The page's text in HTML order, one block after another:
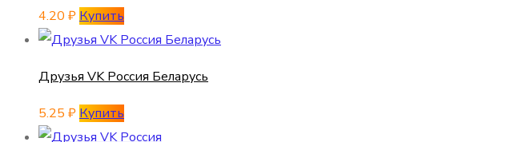
4.20 ₽ Купить
Друзья VK Россия Беларусь
5.25 ₽ Купить